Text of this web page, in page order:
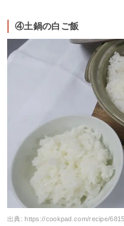
④土鍋の白ご飯
出典:https://cookpad.com/recipe/